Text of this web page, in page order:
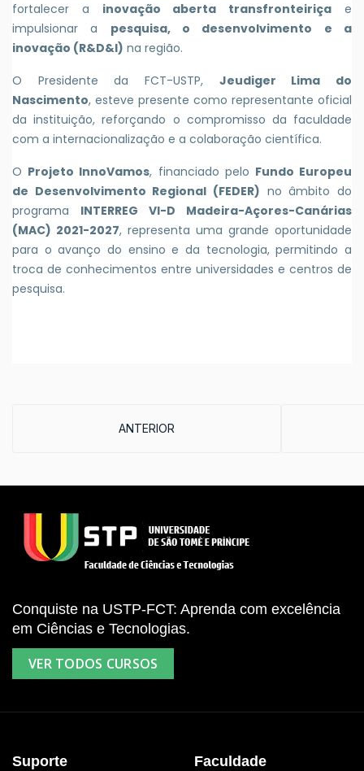
fortalecer a inovação aberta transfronteiriça e
impulsionar a pesquisa, o desenvolvimento e a
inovação (R&D&I) na região.
O Presidente da FCT-USTP, Jeudiger Lima do
Nascimento, esteve presente como representante oficial
da instituição, reforçando o compromisso da faculdade
com a internacionalização e a colaboração científica.
O Projeto InnoVamos, financiado pelo Fundo Europeu
de Desenvolvimento Regional (FEDER) no âmbito do
programa INTERREG VI-D Madeira-Açores-Canárias
(MAC) 2021-2027, representa uma grande oportunidade
para o avanço do ensino e da tecnologia, permitindo a
troca de conhecimentos entre universidades e centros de
pesquisa.
ARTIGO ANTERIOR: ESTUDANTES DO
ANTERIOR
Conquiste na USTP-FCT: Aprenda com excelência
em Ciências e Tecnologias.
VER TODOS CURSOS
Suporte Faculdade